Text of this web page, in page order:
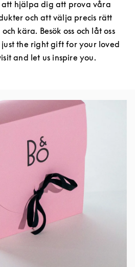
att hjälpa dig att prova våra
och att välja precis rätt
kära. Besök oss och låt oss
just the right gift for your loved
and let us inspire you.